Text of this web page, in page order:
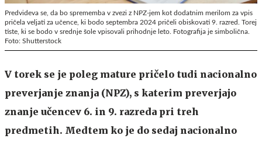
Predvideva se, da bo sprememba v zvezi z NPZ-jem kot dodatnim merilom za vpis
pričela veljati za učence, ki bodo septembra 2024 pričeli obiskovati 9. razred. Torej
tiste, ki se bodo v srednje šole vpisovali prihodnje leto. Fotografija je simbolična.
Foto: Shutterstock
V torek se je poleg mature pričelo tudi nacionalno
preverjanje znanja (NPZ), s katerim preverjajo
znanje učencev 6. in 9. razreda pri treh
predmetih. Medtem ko je do sedaj nacionalno